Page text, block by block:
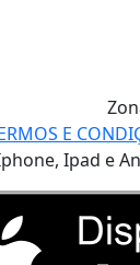
E
Ipad e